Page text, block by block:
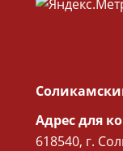
Адрес для
618540, г.